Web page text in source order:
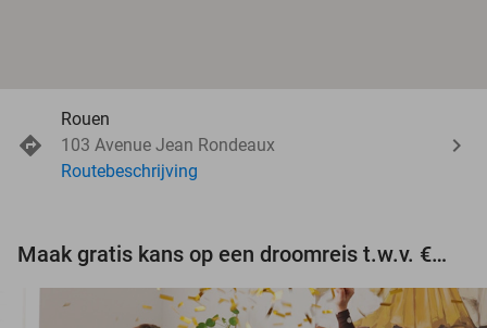
Rouen
103 Avenue Jean Rondeaux
Routebeschrijving
Maak gratis kans op een droomreis t.w.v. €3.000!